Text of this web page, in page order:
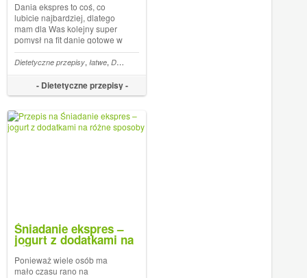
morza przepisy fit
dietetyczne,500 kcal,Pomidory
,Do 15 min,Makaron,Ryby,Ekspresowe
Dania ekspres to coś, co
lubicie najbardziej, dlatego
mam dla Was kolejny super
pomysł na fit danie gotowe w
15 minut
- Dietetyczne przepisy -
Dietetyczne przepisy, łatwe, Dietetyczne obiady
Śniadanie ekspres –
jogurt z dodatkami na
różne sposoby
Ponieważ wiele osób ma
mało czasu rano na